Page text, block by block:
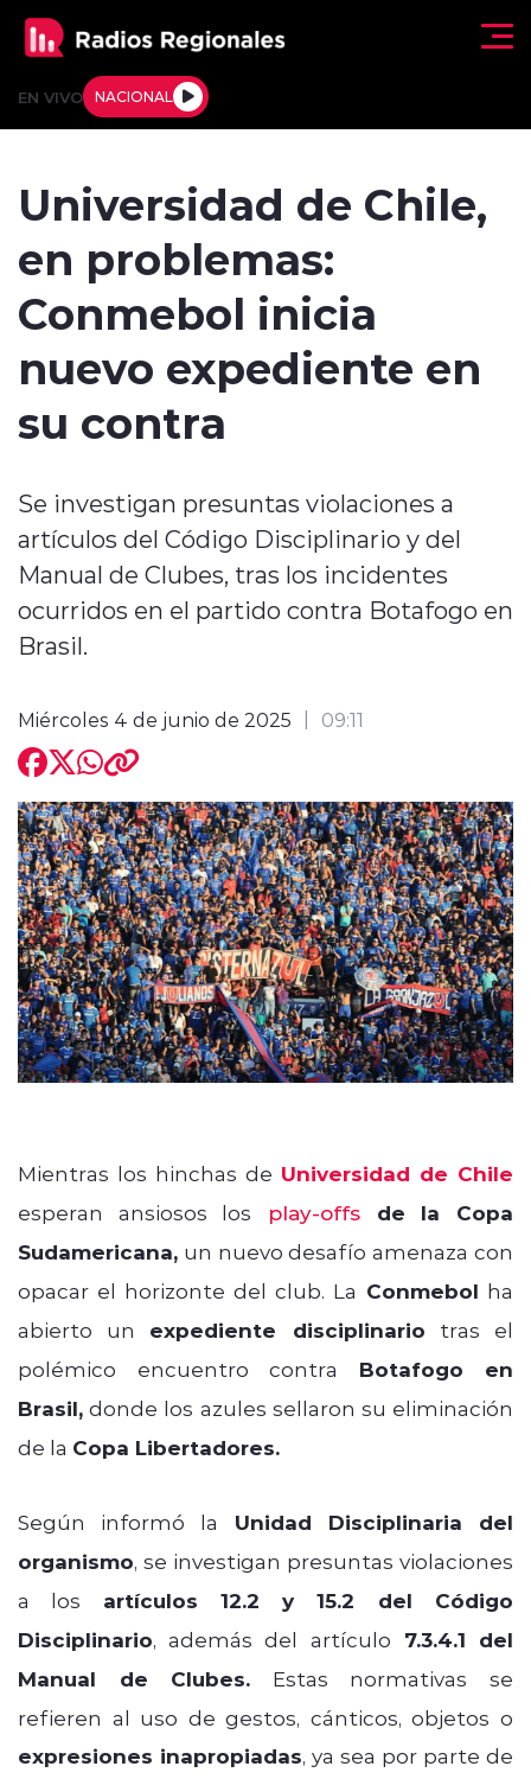
EN VIVO NACIONAL
Tendencias
Internacional
Entrevistas
Universidad de Chile,
en problemas:
Conmebol inicia
nuevo expediente en
su contra
Se investigan presuntas violaciones a
artículos del Código Disciplinario y del
Manual de Clubes, tras los incidentes
ocurridos en el partido contra Botafogo en
Brasil.
Miércoles 4 de junio de 2025 09:11
Mientras los hinchas de Universidad de Chile
esperan ansiosos los play-offs de la Copa
Sudamericana, un nuevo desafío amenaza con
opacar el horizonte del club. La Conmebol ha
abierto un expediente disciplinario tras el
polémico encuentro contra Botafogo en
Brasil, donde los azules sellaron su eliminación
de la Copa Libertadores.
Según informó la Unidad Disciplinaria del
organismo, se investigan presuntas violaciones
a los artículos 12.2 y 15.2 del Código
Disciplinario, además del artículo 7.3.4.1 del
Manual de Clubes. Estas normativas se
refieren al uso de gestos, cánticos, objetos o
expresiones inapropiadas, ya sea por parte de